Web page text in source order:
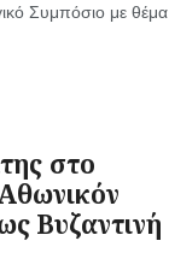
Συμπόσιο με θέμα
στο
Βυζαντινή